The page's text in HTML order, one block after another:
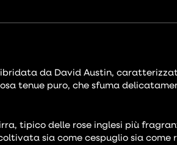
ibridata da David Austin,
tenue puro, che sfuma
tipico delle rose inglesi più
sia come cespuglio sia